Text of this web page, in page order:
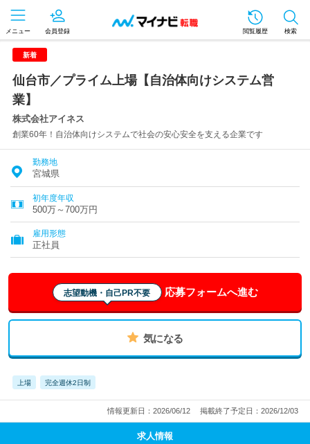
メニュー 会員登録 閲覧履歴 検索
新着
仙台市／プライム上場【自治体向けシステム営
業】
株式会社アイネス
創業60年！自治体向けシステムで社会の安心安全を支える企業です
勤務地
宮城県
初年度年収
500万～700万円
雇用形態
正社員
志望動機・自己PR不要 応募フォームへ進む
気になる
上場 完全週休2日制
情報更新日：2026/06/12 掲載終了予定日：2026/12/03
求人情報